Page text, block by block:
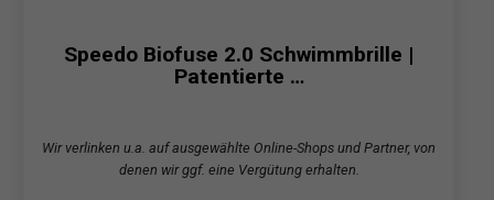
Speedo Biofuse 2.0 Schwimmbrille |
Patentierte …
Wir verlinken u.a. auf ausgewählte Online-Shops und Partner, von
denen wir ggf. eine Vergütung erhalten.